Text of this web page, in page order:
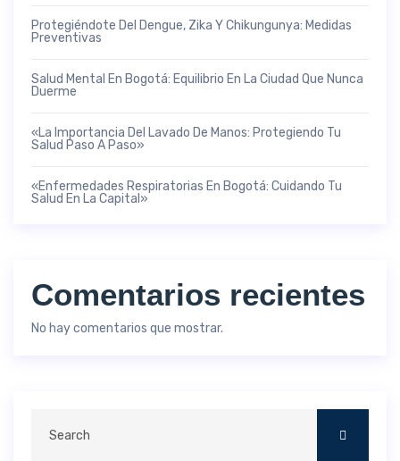
Protegiéndote Del Dengue, Zika Y Chikungunya: Medidas
Preventivas
Salud Mental En Bogotá: Equilibrio En La Ciudad Que Nunca
Duerme
«La Importancia Del Lavado De Manos: Protegiendo Tu
Salud Paso A Paso»
«Enfermedades Respiratorias En Bogotá: Cuidando Tu
Salud En La Capital»
Comentarios recientes
No hay comentarios que mostrar.